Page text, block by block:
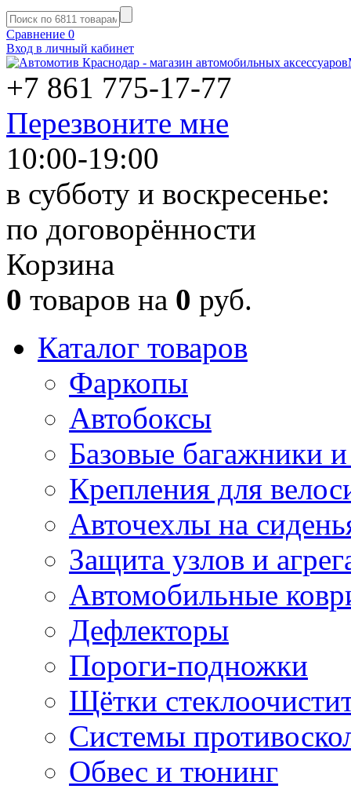
Сравнение 0
Вход в личный кабинет
+7 861 775-17-77
Перезвоните мне
10:00-19:00
в субботу и воскресенье:
по договорённости
Корзина
0 товаров на 0 руб.
Каталог товаров
Фаркопы
Автобоксы
Базовые багажники
Крепления для
Авточехлы на
Защита узлов и
Автомобильные
Дефлекторы
Пороги-подножки
Щётки
Системы
Обвес и тюнинг